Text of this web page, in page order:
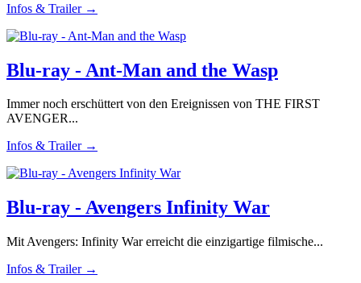
Infos & Trailer →
Blu-ray - Ant-Man and the Wasp
Immer noch erschüttert von den Ereignissen von THE FIRST
AVENGER...
Infos & Trailer →
Blu-ray - Avengers Infinity War
Mit Avengers: Infinity War erreicht die einzigartige filmische...
Infos & Trailer →